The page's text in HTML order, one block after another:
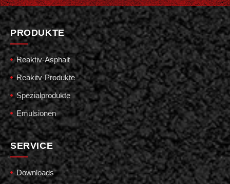
PRODUKTE
Reaktiv-Asphalt
Reakitv-Produkte
Spezialprodukte
Emulsionen
SERVICE
Downloads